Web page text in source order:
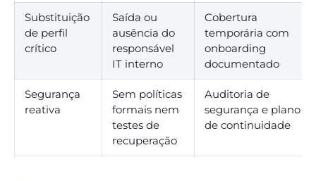
Substituição
de perfil
crítico
Saída ou
ausência do
responsável
IT interno
Cobertura
temporária com
onboarding
documentado
Segurança
reativa
Sem políticas
formais nem
testes de
recuperação
Auditoria de
segurança e plano
de continuidade